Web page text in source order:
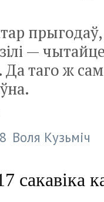
прыгодаў,
—
Да таго ж
Воля Кузьміч
сакавіка